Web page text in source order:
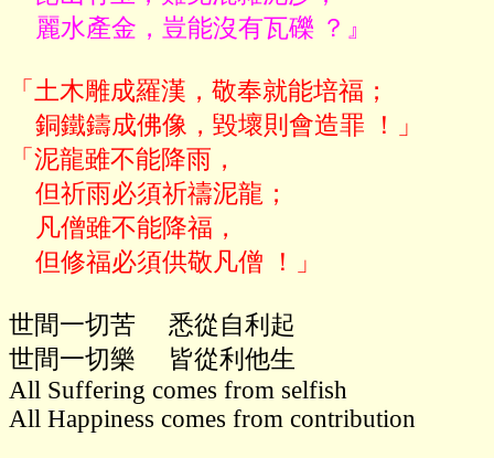
    麗水產金，豈能沒有瓦礫 ？』
「土木雕成羅漢，敬奉就能培福；
「泥龍雖不能降雨，
世間一切苦     悉從自利起
世間一切樂     皆從利他生
All Suffering comes from selfish
All Happiness comes from contribution